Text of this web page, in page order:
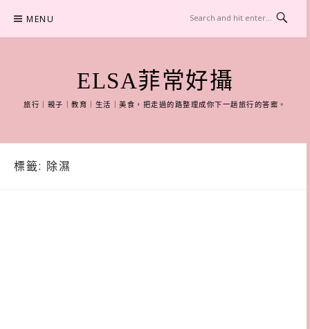
content
MENU
ELSA菲常好攝
旅行｜親子｜教育｜生活｜美食，把走過的路整理成你下一趟旅行的答案。
標籤: 除濕